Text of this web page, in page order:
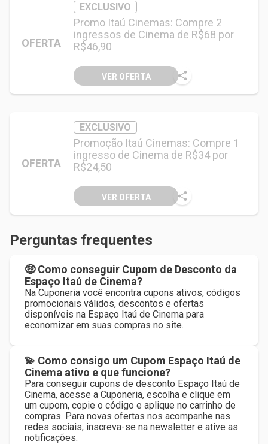
OFERTA
EXCLUSIVO
Promo Itaú Cinemas: Compre 2
ingressos de Cinema de R$68 por
R$46,90
VER OFERTA
OFERTA
EXCLUSIVO
Promoção Itaú Cinemas: Compre 1
ingresso de Cinema de R$34 por
R$24,50
VER OFERTA
Perguntas frequentes
🤑 Como conseguir Cupom de Desconto da
Espaço Itaú de Cinema?
Na Cuponeria você encontra cupons ativos, códigos
promocionais válidos, descontos e ofertas
disponíveis na Espaço Itaú de Cinema para
economizar em suas compras no site.
💫 Como consigo um Cupom Espaço Itaú de
Cinema ativo e que funcione?
Para conseguir cupons de desconto Espaço Itaú de
Cinema, acesse a Cuponeria, escolha e clique em
um cupom, copie o código e aplique no carrinho de
compras. Para novas ofertas nos acompanhe nas
redes sociais, inscreva-se na newsletter e ative as
notificações.